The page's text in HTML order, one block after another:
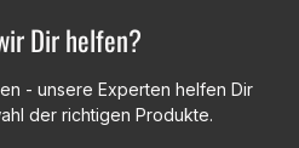
Dir helfen?
- unsere Experten helfen Dir
der richtigen Produkte.